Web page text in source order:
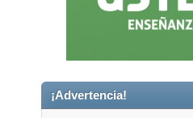
¡Advertencia!